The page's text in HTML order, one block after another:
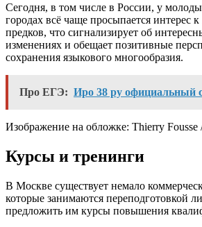
Сегодня, в том числе в России, у
городах всё чаще просыпается интерес
предков, что сигнализирует об
изменениях и обещает позитивные
сохранения языкового многообразия.
Про ЕГЭ: Иро 38 ру официальный
Изображение на обложке: Thierry Fousse
Курсы и тренинги
В Москве существует немало
которые занимаются переподготовкой
предложить им курсы повышения